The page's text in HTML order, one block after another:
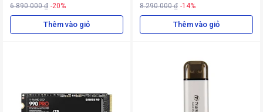
6.890.000 ₫ -20%
Thêm vào giỏ
8.290.000 ₫ -14%
Thêm vào giỏ